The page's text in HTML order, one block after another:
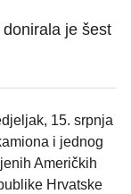
je šest
15. srpnja
i jednog
Američkih
Hrvatske